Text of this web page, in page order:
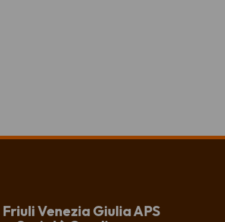
Friuli Venezia Giulia APS